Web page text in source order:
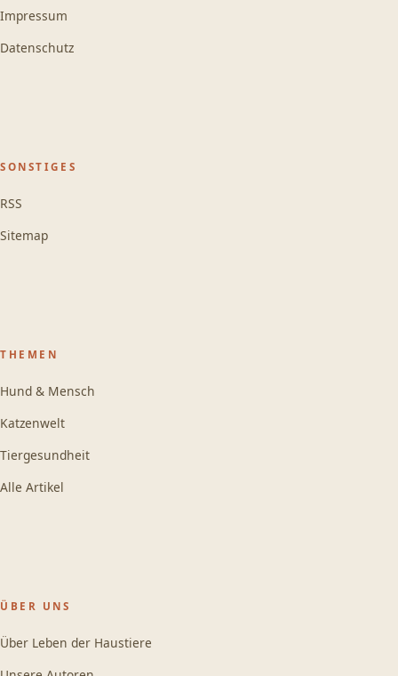
Impressum
Datenschutz
SONSTIGES
RSS
Sitemap
THEMEN
Hund & Mensch
Katzenwelt
Tiergesundheit
Alle Artikel
ÜBER UNS
Über Leben der Haustiere